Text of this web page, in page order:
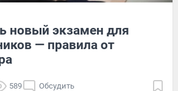
новый экзамен для
— правила от
589 Обсудить